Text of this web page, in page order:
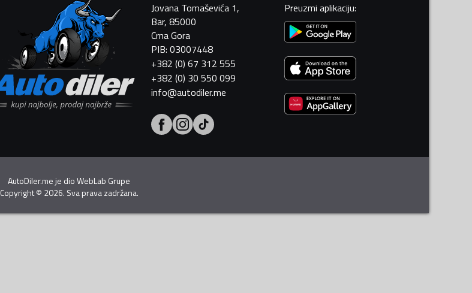
Jovana Tomaševića 1,
Bar, 85000
Crna Gora
PIB: 03007448
+382 (0) 67 312 555
+382 (0) 30 550 099
info@autodiler.me
Preuzmi aplikaciju:
AutoDiler.me je dioWebLab Grupe
Copyright© 2026. Sva prava zadržana.